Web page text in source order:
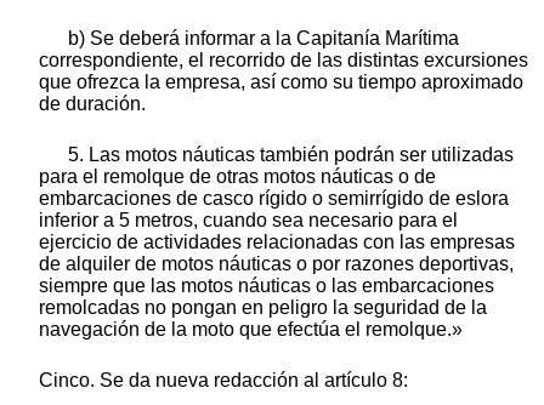
b) Se deberá informar a la Capitanía Marítima
correspondiente, el recorrido de las distintas excursiones
que ofrezca la empresa, así como su tiempo aproximado
de duración.
5. Las motos náuticas también podrán ser utilizadas
para el remolque de otras motos náuticas o de
embarcaciones de casco rígido o semirrígido de eslora
inferior a 5 metros, cuando sea necesario para el
ejercicio de actividades relacionadas con las empresas
de alquiler de motos náuticas o por razones deportivas,
siempre que las motos náuticas o las embarcaciones
remolcadas no pongan en peligro la seguridad de la
navegación de la moto que efectúa el remolque.»
Cinco. Se da nueva redacción al artículo 8: